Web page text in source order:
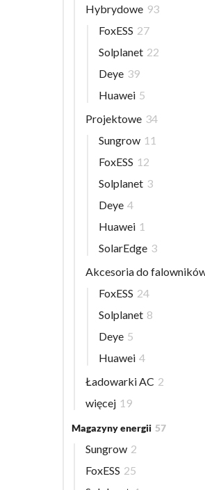
Hybrydowe 93
FoxESS 27
Solplanet 22
Deye 39
Huawei 5
Projektowe 34
Sungrow 11
FoxESS 12
Solplanet 3
Deye 4
Huawei 1
SolarEdge 3
Akcesoria do
FoxESS 24
Solplanet 8
Deye 5
Huawei 4
Ładowarki AC 2
więcej 19
Magazyny energii 57
Sungrow 2
FoxESS 25